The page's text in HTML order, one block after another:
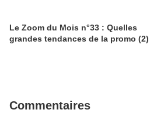
Le Zoom du Mois n°33 : Quelles
grandes tendances de la promo (2)
Commentaires